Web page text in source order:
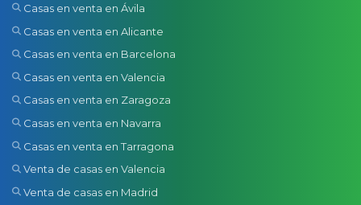
Casas en venta en Ávila
Casas en venta en Alicante
Casas en venta en Barcelona
Casas en venta en Valencia
Casas en venta en Zaragoza
Casas en venta en Navarra
Casas en venta en Tarragona
Venta de casas en Valencia
Venta de casas en Madrid